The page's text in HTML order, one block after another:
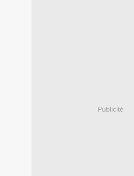
Publicité